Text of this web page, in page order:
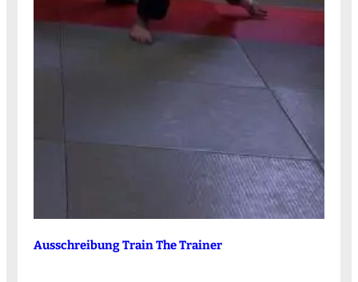
Ausschreibung Train The Trainer